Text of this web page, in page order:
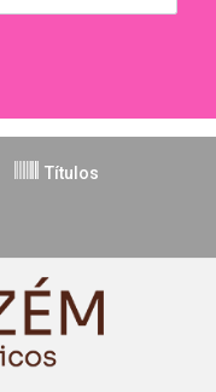
Títulos